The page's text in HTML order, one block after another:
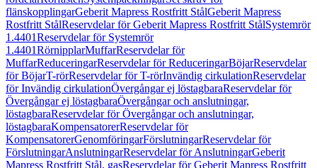
flänskopplingarGeberit Mapress Rostfritt StålGeberit Mapress
Rostfritt StålReservdelar för Geberit Mapress Rostfritt StålSystemrör
1.4401Reservdelar för Systemrör
1.4401RörnipplarMuffarReservdelar för
MuffarReduceringarReservdelar för ReduceringarBöjarReservdelar
för BöjarT-rörReservdelar för T-rörInvändig cirkulationReservdelar
för Invändig cirkulationÖvergångar ej löstagbaraReservdelar för
Övergångar ej löstagbaraÖvergångar och anslutningar,
löstagbaraReservdelar för Övergångar och anslutningar,
löstagbaraKompensatorerReservdelar för
KompensatorerGenomföringarFörslutningarReservdelar för
FörslutningarAnslutningarReservdelar för AnslutningarGeberit
Mapress Rostfritt Stål, gasReservdelar för Geberit Mapress Rostfritt